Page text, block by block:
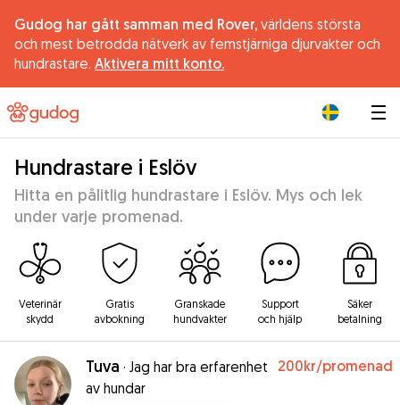
Gudog har gått samman med Rover, världens största
och mest betrodda nätverk av femstjärniga djurvakter och
hundrastare. Aktivera mitt konto.
Hundrastare i Eslöv
Hitta en pålitlig hundrastare i Eslöv. Mys och lek
under varje promenad.
Veterinär
skydd
Gratis
avbokning
Granskade
hundvakter
Support
och hjälp
Säker
betalning
Tuva · Jag har bra erfarenhet
av hundar
200kr/promenad